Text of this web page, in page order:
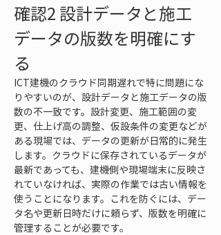
確認2 設計データと施工
データの版数を明確にす
る
ICT建機のクラウド同期遅れで特に問題にな
りやすいのが、設計データと施工データの版
数の不一致です。設計変更、施工範囲の変
更、仕上げ高の調整、仮設条件の変更などが
ある現場では、データの更新が日常的に発生
します。クラウドに保存されているデータが
最新であっても、建機側や現場端末に反映さ
れていなければ、実際の作業では古い情報を
使うことになります。これを防ぐには、デー
タ名や更新日時だけに頼らず、版数を明確に
管理することが必要です。